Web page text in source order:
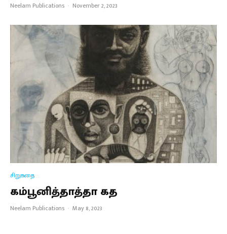
Neelam Publications · November 2, 2023
சிறுகதை
கம்பூனித்தாத்தா கத
Neelam Publications · May 8, 2023